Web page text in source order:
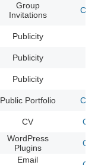
Group
Invitations
Publicity
Publicity
Publicity
Public Portfolio
CV
WordPress
Plugins
Email